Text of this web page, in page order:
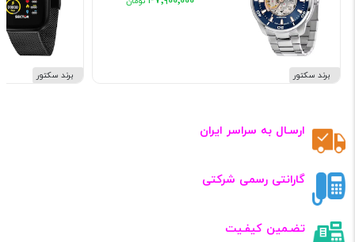
برند سکتور برند سکتور
ارسـال به سراسر ایران
گارانتی رسمی شرکتی
تضـمین کیفـیت